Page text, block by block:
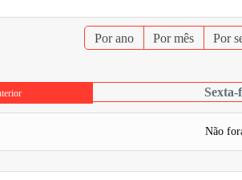
Por ano Por mês Por
Não